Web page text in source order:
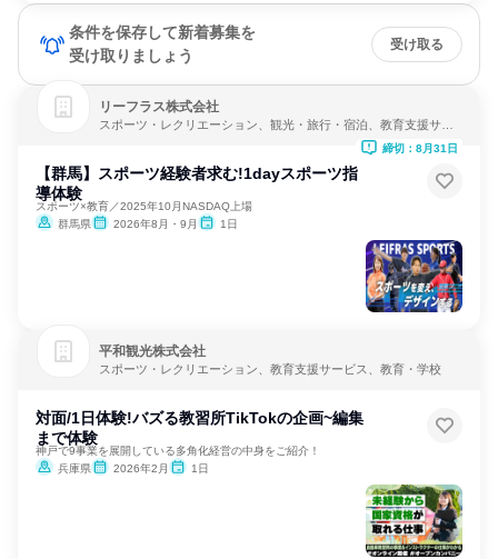
条件を保存して新着募集を
受け取りましょう
受け取る
リーフラス株式会社
スポーツ・レクリエーション、観光・旅行・宿泊、教育支援サー
【群馬】スポーツ経験者求む!1dayスポーツ指
導体験
スポーツ×教育／2025年10月NASDAQ上場
群馬県
2026年8月・9月 1日
締切：8月31日
平和観光株式会社
スポーツ・レクリエーション、教育支援サービス、教育・学校
対面/1日体験!バズる教習所TikTokの企画~編集
まで体験
神戸で9事業を展開している多角化経営の中身をご紹介！
兵庫県
2026年2月 1日